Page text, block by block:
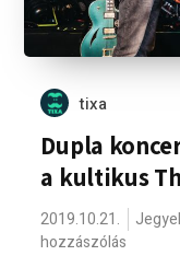
tixa
Dupla
a kultikus
2019.10.21.
hozzászólás